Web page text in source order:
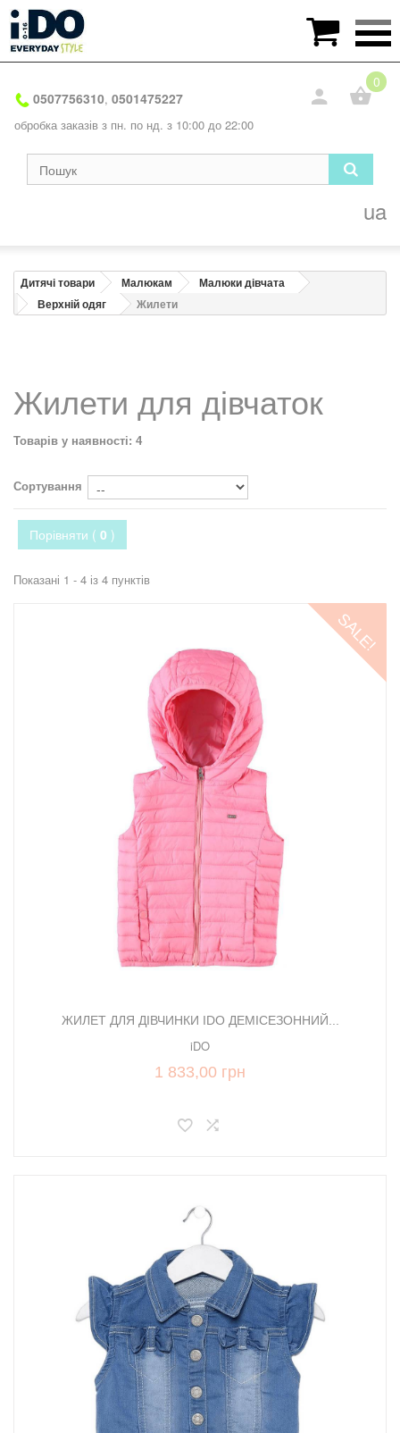
0507756310, 0501475227
обробка заказів з пн. по нд. з 10:00 до 22:00
0
ua
Дитячі товари Малюкам
Малюки дівчата
Верхній одяг
Жилети
Жилети для дівчаток
Товарів у наявності: 4
Сортування
Порівняти ( 0 )
Показані 1 - 4 із 4 пунктів
SALE!
ЖИЛЕТ ДЛЯ ДІВЧИНКИ IDO ДЕМІСЕЗОННИЙ...
iDO
1 833,00 грн
